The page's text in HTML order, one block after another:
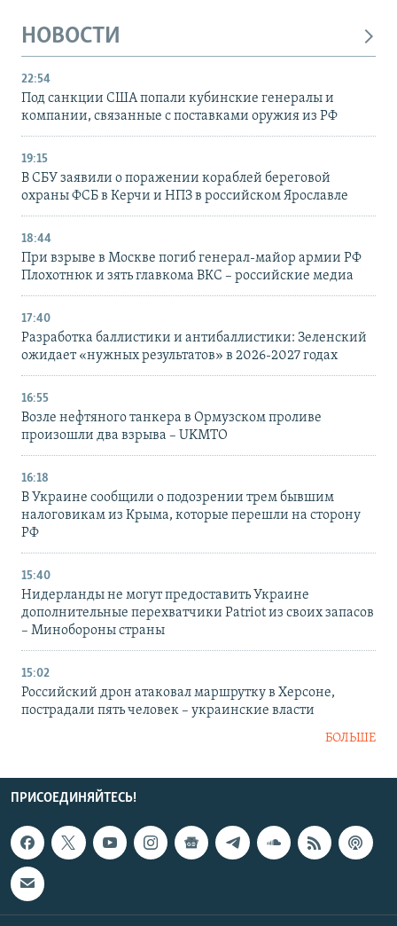
НОВОСТИ
22:54
Под санкции США попали кубинские генералы и
компании, связанные с поставками оружия из РФ
19:15
В СБУ заявили о поражении кораблей береговой
охраны ФСБ в Керчи и НПЗ в российском Ярославле
18:44
При взрыве в Москве погиб генерал-майор армии РФ
Плохотнюк и зять главкома ВКС – российские медиа
17:40
Разработка баллистики и антибаллистики: Зеленский
ожидает «нужных результатов» в 2026-2027 годах
16:55
Возле нефтяного танкера в Ормузском проливе
произошли два взрыва – UKMTO
16:18
В Украине сообщили о подозрении трем бывшим
налоговикам из Крыма, которые перешли на сторону
РФ
15:40
Нидерланды не могут предоставить Украине
дополнительные перехватчики Patriot из своих запасов
– Минобороны страны
15:02
Российский дрон атаковал маршрутку в Херсоне,
пострадали пять человек – украинские власти
БОЛЬШЕ
ПРИСОЕДИНЯЙТЕСЬ!